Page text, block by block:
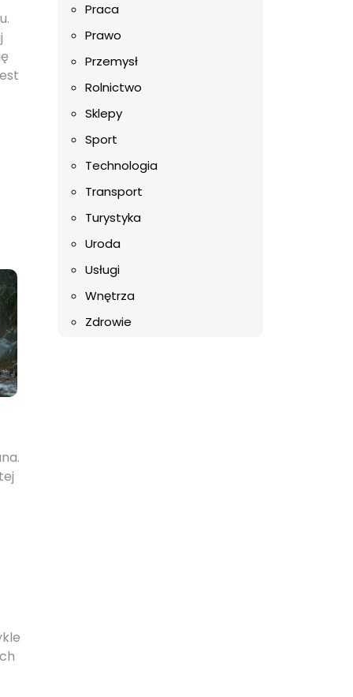
Praca
Prawo
Przemysł
Rolnictwo
Sklepy
Sport
Technologia
Transport
Turystyka
Uroda
Usługi
Wnętrza
Zdrowie